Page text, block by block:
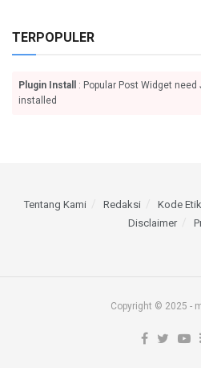
TERPOPULER
Plugin Install
: Popular Post Widget
installed
Tentang Kami Redaksi Kode Etik
Disclaimer
Copyright © 2025 -